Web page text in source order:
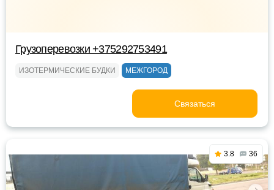
Грузоперевозки +375292753491
ИЗОТЕРМИЧЕСКИЕ БУДКИ МЕЖГОРОД
Связаться
3.8 36